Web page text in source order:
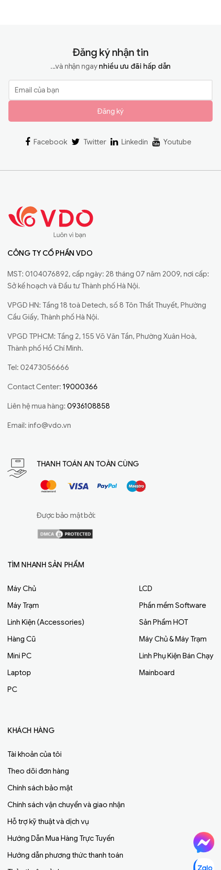
Đăng ký nhận tin
...và nhận ngaynhiều ưu đãi hấp dẫn
Đăng ký
Facebook Twitter Linkedin Youtube
CÔNG TY CỔ PHẦN VDO
MST: 0104076892, cấp ngày: 28 tháng 07 năm 2009, nơi cấp:
Sở kế hoạch và Đầu tư Thành phố Hà Nội.
VPGD HN: Tầng 18 toà Detech, số 8 Tôn Thất Thuyết, Phường
Cầu Giấy, Thành phố Hà Nội.
VPGD TPHCM: Tầng 2, 155 Võ Văn Tần, Phường Xuân Hoà,
Thành phố Hồ Chí Minh.
Tel: 02473056666
Contact Center: 19000366
Liên hệ mua hàng: 0936108858
Email: info@vdo.vn
THANH TOÁN AN TOÀN CÙNG
Được bảo mật bởi:
TÌM NHANH SẢN PHẨM
Máy Chủ
Máy Trạm
Linh Kiện (Accessories)
Hàng Cũ
Mini PC
Laptop
PC
LCD
Phần mềm Software
Sản Phẩm HOT
Máy Chủ & Máy Trạm
Linh Phụ Kiện Bán Chạy
Mainboard
KHÁCH HÀNG
Tài khoản của tôi
Theo dõi đơn hàng
Chính sách bảo mật
Chính sách vận chuyển và giao nhận
Hỗ trợ kỹ thuật và dịch vụ
Hướng Dẫn Mua Hàng Trực Tuyến
Hướng dẫn phương thức thanh toán